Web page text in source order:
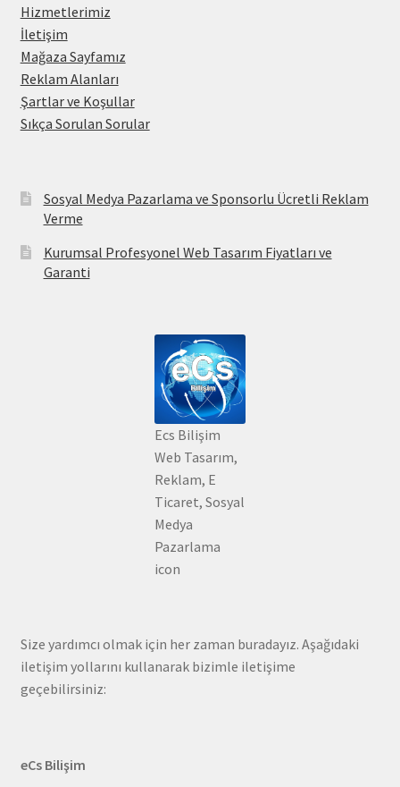
Hizmetlerimiz
İletişim
Mağaza Sayfamız
Reklam Alanları
Şartlar ve Koşullar
Sıkça Sorulan Sorular
Sosyal Medya Pazarlama ve Sponsorlu Ücretli Reklam
Verme
Kurumsal Profesyonel Web Tasarım Fiyatları ve
Garanti
Ecs Bilişim
Web Tasarım,
Reklam, E
Ticaret, Sosyal
Medya
Pazarlama
icon
Size yardımcı olmak için her zaman buradayız. Aşağıdaki
iletişim yollarını kullanarak bizimle iletişime
geçebilirsiniz:
eCs Bilişim